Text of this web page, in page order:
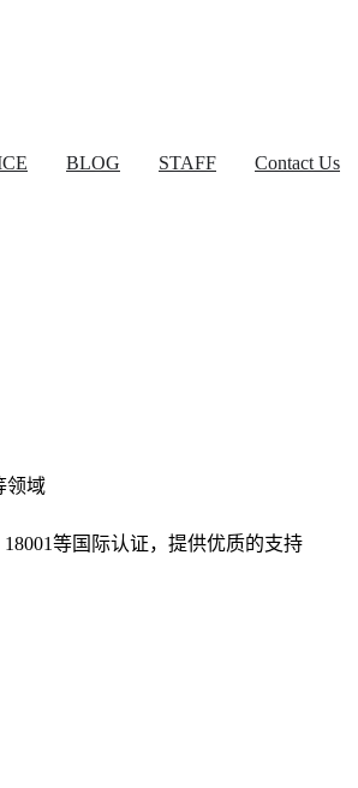
BLOG STAFF Contact Us
领域
等国际认证，提供优质的支持